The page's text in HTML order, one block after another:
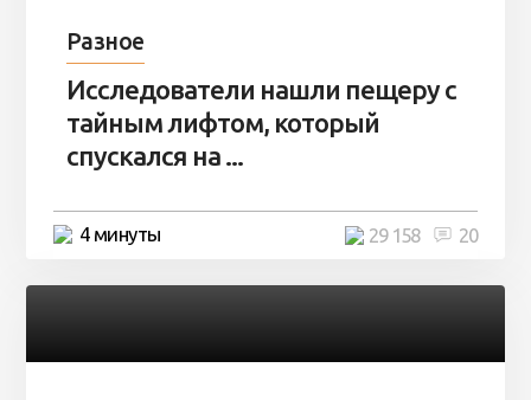
Разное
Исследователи нашли пещеру с
тайным лифтом, который
спускался на ...
4 минуты 20
29 158